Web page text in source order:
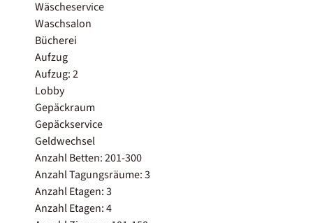
Wäscheservice
Waschsalon
Bücherei
Aufzug
Aufzug: 2
Lobby
Gepäckraum
Gepäckservice
Geldwechsel
Anzahl Betten: 201-300
Anzahl Tagungsräume: 3
Anzahl Etagen: 3
Anzahl Etagen: 4